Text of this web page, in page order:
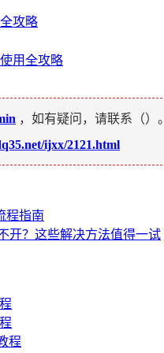
攻略
用全攻略
，如有疑问，请联系（）
ijxx/2121.html
程指南
开？这些解决方法值得一试
程